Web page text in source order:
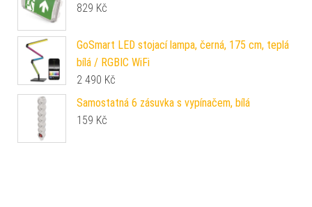
829 Kč
GoSmart LED stojací lampa, černá, 175 cm, teplá
bílá / RGBIC WiFi
2 490 Kč
Samostatná 6 zásuvka s vypínačem, bílá
159 Kč